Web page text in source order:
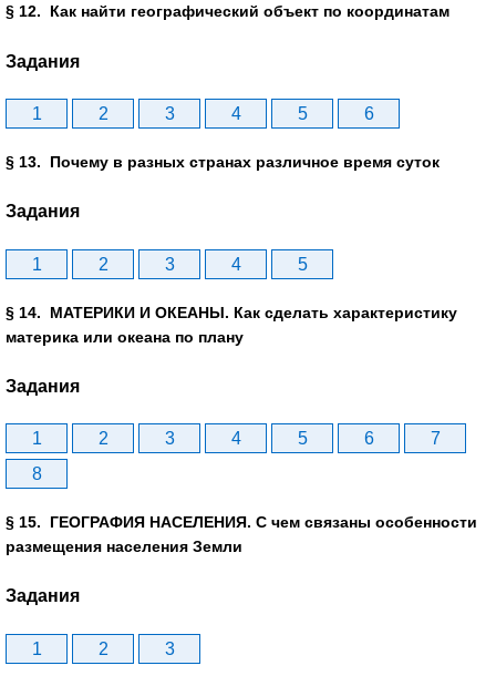
§ 12. Как найти географический объект по координатам
Задания
1 2 3 4 5 6
§ 13. Почему в разных странах различное время суток
Задания
1 2 3 4 5
§ 14. МАТЕРИКИ И ОКЕАНЫ. Как сделать характеристику
материка или океана по плану
Задания
1 2 3 4 5 6
7
8
§ 15. ГЕОГРАФИЯ НАСЕЛЕНИЯ. С чем связаны особенности
размещения населения Земли
Задания
1 2 3